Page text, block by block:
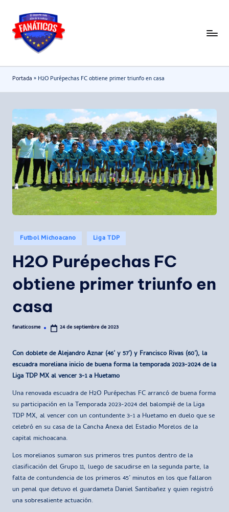
Saltar
contenido
F
n
a
t
i
c
o
s
Noticias
deportivas
-
Mundial
2026
Portada » H2O Purépechas FC obtiene primer triunfo en casa
Publicado
en
Futbol Michoacano Liga TDP
H2O Purépechas FC
obtiene primer triunfo en
casa
Publicado
fanaticosme 24 de septiembre de 2023
Con doblete de Alejandro Aznar (46’ y 57’) y Francisco Rivas (60’), la
escuadra moreliana inicio de buena forma la temporada 2023-2024 de la
Liga TDP MX al vencer 3-1 a Huetamo
Una renovada escuadra de H2O Purépechas FC arrancó de buena forma
su participación en la Temporada 2023-2024 del balompié de la Liga
TDP MX, al vencer con un contundente 3-1 a Huetamo en duelo que se
celebró en su casa de la Cancha Anexa del Estadio Morelos de la
capital michoacana.
Los morelianos sumaron sus primeros tres puntos dentro de la
clasificación del Grupo 11, luego de sacudirse en la segunda parte, la
falta de contundencia de los primeros 45’ minutos en los que fallaron
un penal que detuvo el guardameta Daniel Santibañez y quien registró
una sobresaliente actuación.